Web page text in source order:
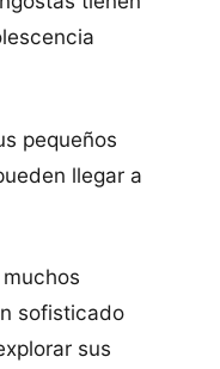
pequeños
llegar a
sofisticado
sus